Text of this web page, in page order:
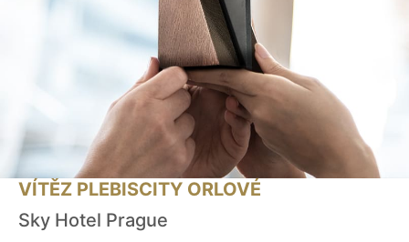
VÍTĚZ PLEBISCITY ORLOVÉ
Sky Hotel Prague